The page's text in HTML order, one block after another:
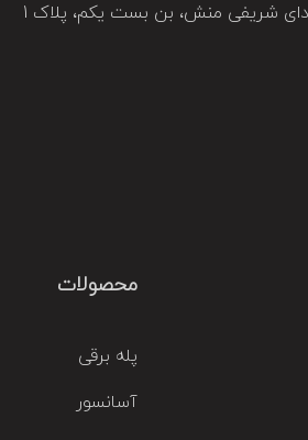
شریفی منش، بن بست یکم، پلاک 1
محصولات
پله برقی
آسانسور